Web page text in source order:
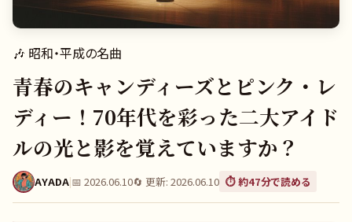
🎶 昭和・平成の名曲
青春のキャンディーズとピンク・レ
ディー！70年代を彩った二大アイド
ルの光と影を覚えていますか？
AYADA|📅 2026.06.10🔄 更新: 2026.06.10 ⏱️ 約47分で読める